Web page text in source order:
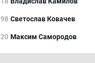
98 Светослав Ковачев
20 Максим Самородов